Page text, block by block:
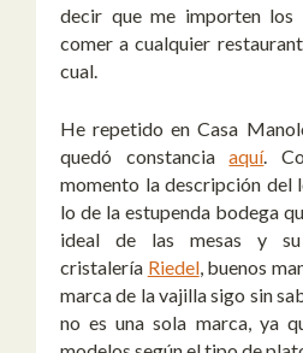
decir que me importen
comer a cualquier
cual.
He repetido en Casa
quedó constanciaaquí.
momento la descripción del
lo de la estupenda bodega
ideal de las mesas y su
cristalería Riedel, buenos
marca de la vajilla sigo sin
no es una sola marca, ya